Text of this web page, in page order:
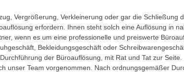
Vergrößerung, Verkleinerung oder gar die Schließung
erfordern. Ihnen steht solch eine Auflösung in
wenn es um eine professionelle und preiswerte
Bekleidungsgeschäft oder
der Büroauflösung, mit Rat und Tat zur
unser Team vorgenommen. Nach ordnungsgemäßer